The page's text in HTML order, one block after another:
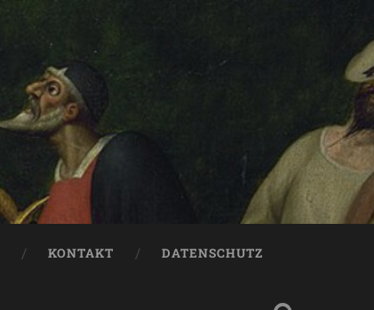
KONTAKT DATENSCHUTZ